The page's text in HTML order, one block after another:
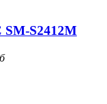
S2412M